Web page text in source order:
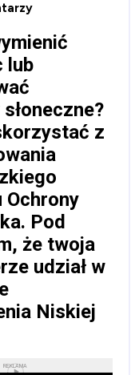
lub
z
Ochrony
Pod
że twoja
udział w
Niskiej
REKLAMA